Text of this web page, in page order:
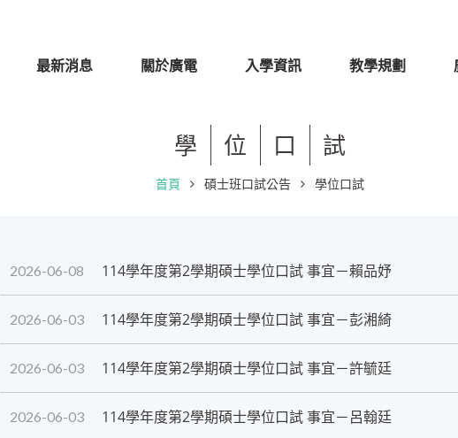
最新消息 關於廣電 入學資訊 教學規劃
學 位 口 試
首頁 碩士班口試公告 學位口試
2026-06-08 114學年度第2學期碩士學位口試 事宜－賴品妤
2026-06-03 114學年度第2學期碩士學位口試 事宜－彭湘綺
2026-06-03 114學年度第2學期碩士學位口試 事宜－許毓廷
2026-06-03 114學年度第2學期碩士學位口試 事宜－呂翰廷